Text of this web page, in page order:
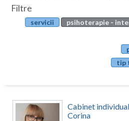
Botosani
Calarasi
Articole
Evenimente
Filtre
servicii
psihoterapie -
tip
Cabinet
Corina